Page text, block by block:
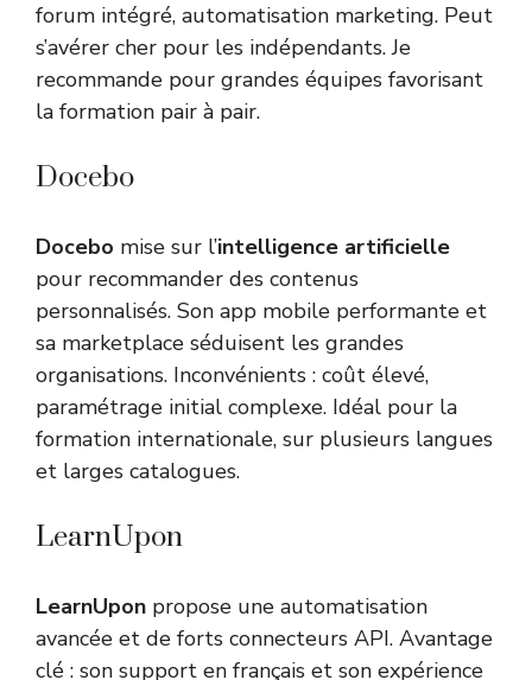
forum intégré, automatisation marketing. Peut
s’avérer cher pour les indépendants. Je
recommande pour grandes équipes favorisant
la formation pair à pair.
Docebo
Docebo mise sur l’intelligence artificielle
pour recommander des contenus
personnalisés. Son app mobile performante et
sa marketplace séduisent les grandes
organisations. Inconvénients : coût élevé,
paramétrage initial complexe. Idéal pour la
formation internationale, sur plusieurs langues
et larges catalogues.
LearnUpon
LearnUpon propose une automatisation
avancée et de forts connecteurs API. Avantage
clé : son support en français et son expérience